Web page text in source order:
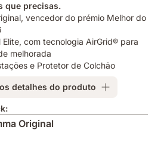
que precisas.
vencedor do prémio Melhor do
com tecnologia AirGrid® para
melhorada
e Protetor de Colchão
detalhes do produto
Original